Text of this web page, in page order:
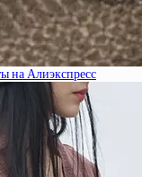
на Алиэкспресс